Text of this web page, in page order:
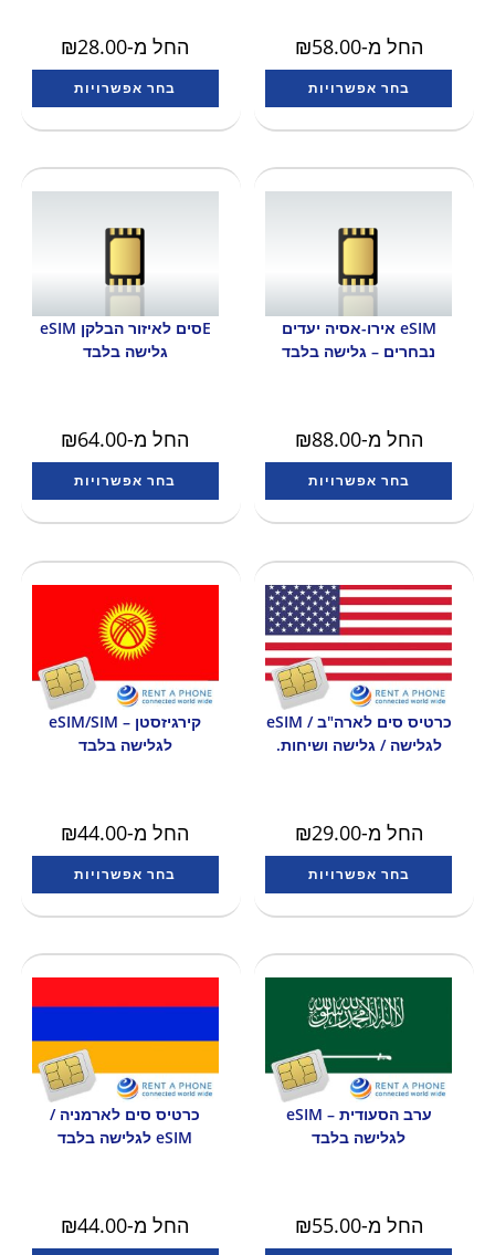
החל מ- ₪58.00
בחר אפשרויות
החל מ- ₪28.00
בחר אפשרויות
eSIM אירו-אסיה יעדים
נבחרים – גלישה בלבד
החל מ- ₪88.00
בחר אפשרויות
Eסים לאיזור הבלקן eSIM
גלישה בלבד
החל מ- ₪64.00
בחר אפשרויות
כרטיס סים לארה"ב / eSIM
לגלישה / גלישה ושיחות.
החל מ- ₪29.00
בחר אפשרויות
קירגיזסטן – eSIM/SIM
לגלישה בלבד
החל מ- ₪44.00
בחר אפשרויות
ערב הסעודית – eSIM
לגלישה בלבד
החל מ- ₪55.00
כרטיס סים לארמניה /
eSIM לגלישה בלבד
החל מ- ₪44.00